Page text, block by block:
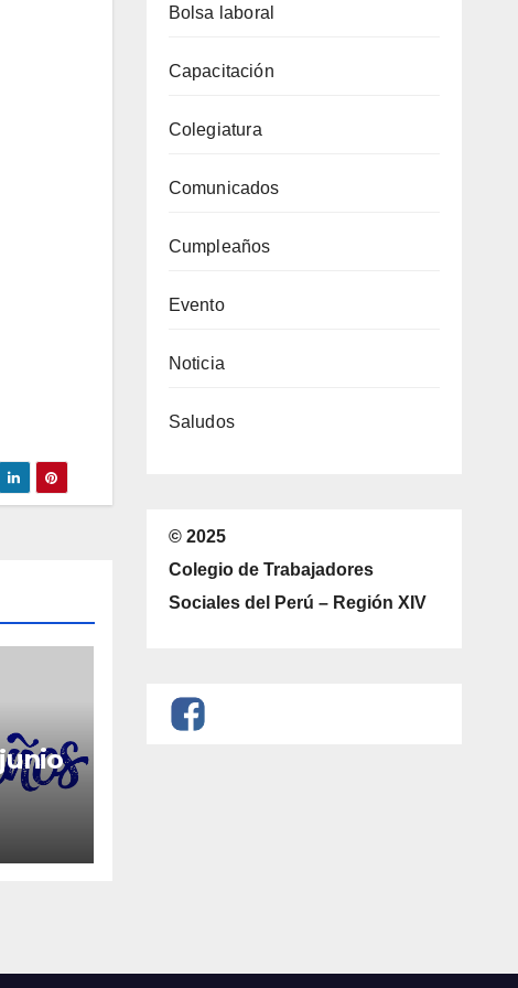
Bolsa laboral
Capacitación
Colegiatura
Comunicados
Cumpleaños
Evento
Noticia
Saludos
© 2025
Colegio de Trabajadores
Sociales del Perú – Región XIV